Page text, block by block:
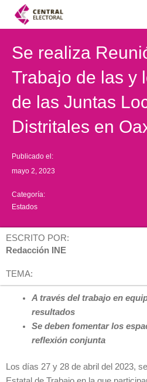
Se realiza
Trabajo de las y
de las Juntas
Distritales en
Publicado el:
mayo 2, 2023
Categoría:
Estados
ESCRITO POR:
Redacción INE
TEMA:
A través del trabajo en
resultados
Se deben fomentar los
reflexión conjunta
Los días 27 y 28 de abril del 2023,